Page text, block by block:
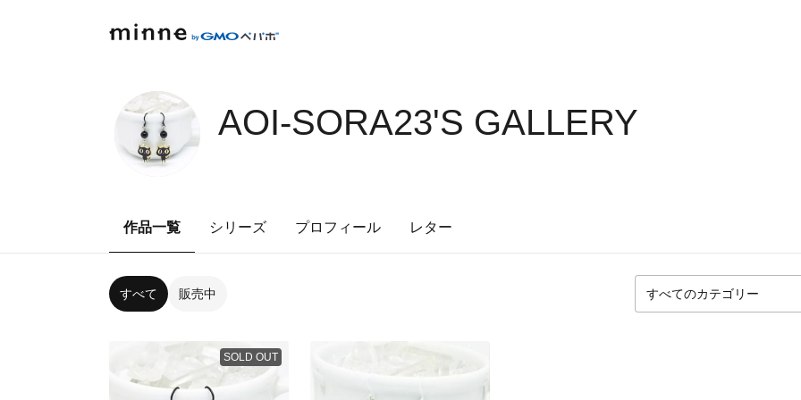
AOI-SORA23'S GALLERY
作品一覧 シリーズ プロフィール レター
すべて 販売中
SOLD OUT